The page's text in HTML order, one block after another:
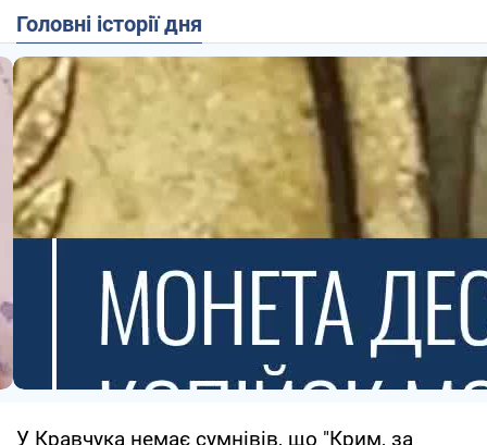
Головні історії дня
У Кравчука немає сумнівів, що "Крим, за